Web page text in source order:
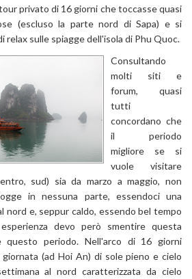
privato di 16 giorni che toccasse quasi
(escluso la parte nord di Sapa) e si
relax sulle spiagge dell'isola di Phu Quoc.
Consultando
molti siti e
forum, quasi
tutti
concordano che
il periodo
migliore se si
vuole visitare
sud) sia da marzo a maggio, non
in nessuna parte, essendoci una
nord e, seppur caldo, essendo bel tempo
devo però smentire questa
questo periodo. Nell'arco di 16 giorni
(ad Hoi An) di sole pieno e cielo
al nord caratterizzata da cielo